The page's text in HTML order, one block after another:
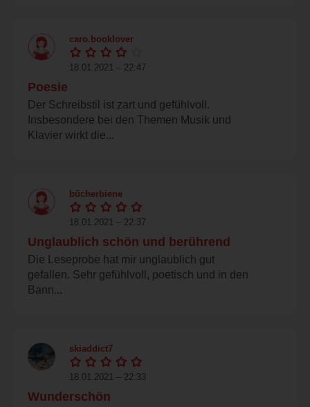
caro.booklover
18.01.2021 – 22:47
Poesie
Der Schreibstil ist zart und gefühlvoll.
Insbesondere bei den Themen Musik und
Klavier wirkt die...
bücherbiene
18.01.2021 – 22:37
Unglaublich schön und berührend
Die Leseprobe hat mir unglaublich gut
gefallen. Sehr gefühlvoll, poetisch und in den
Bann...
skiaddict7
18.01.2021 – 22:33
Wunderschön